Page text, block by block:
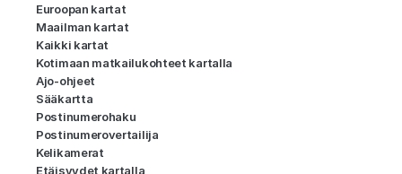
Euroopan kartat
Maailman kartat
Kaikki kartat
Kotimaan matkailukohteet kartalla
Ajo-ohjeet
Sääkartta
Postinumerohaku
Postinumerovertailija
Kelikamerat
Etäisyydet kartalla